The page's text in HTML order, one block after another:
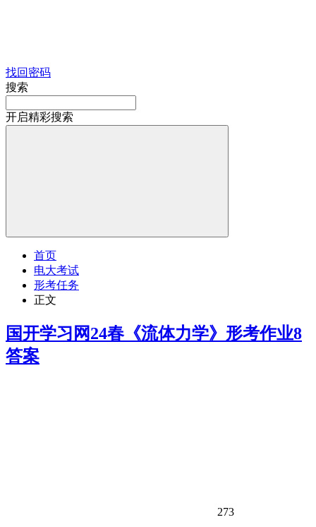
找回密码
搜索
开启精彩搜索
首页
电大考试
形考任务
正文
国开学习网24春《流体力学》形考作业8
答案
273